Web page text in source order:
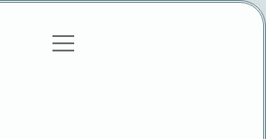
Gizlilik Politikası
menüyü